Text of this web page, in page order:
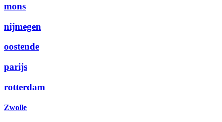
mons
nijmegen
oostende
parijs
rotterdam
Zwolle